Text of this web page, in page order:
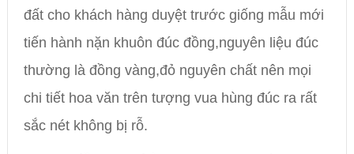
đất cho khách hàng duyệt trước giống mẫu mới
tiến hành nặn khuôn đúc đồng,nguyên liệu đúc
thường là đồng vàng,đỏ nguyên chất nên mọi
chi tiết hoa văn trên tượng vua hùng đúc ra rất
sắc nét không bị rỗ.